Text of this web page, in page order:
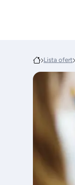
Lista ofert